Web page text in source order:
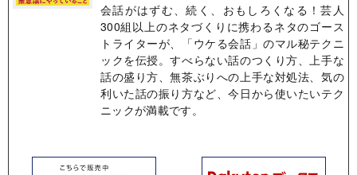
会話がはずむ、続く、おもしろくなる！芸人
300組以上のネタづくりに携わるネタのゴース
トライターが、「ウケる会話」のマル秘テクニ
ックを伝授。すべらない話のつくり方、上手な
話の盛り方、無茶ぶりへの上手な対処法、気の
利いた話の振り方など、今日から使いたいテク
ニックが満載です。